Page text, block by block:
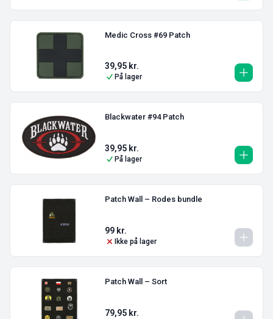
Medic Cross #69 Patch
39,95 kr.
På lager
Blackwater #94 Patch
39,95 kr.
På lager
Patch Wall – Rodes bundle
99 kr.
Ikke på lager
Patch Wall – Sort
79,95 kr.